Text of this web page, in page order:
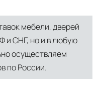
мебели, дверей
и СНГ, но и в любую
осуществляем
по России.